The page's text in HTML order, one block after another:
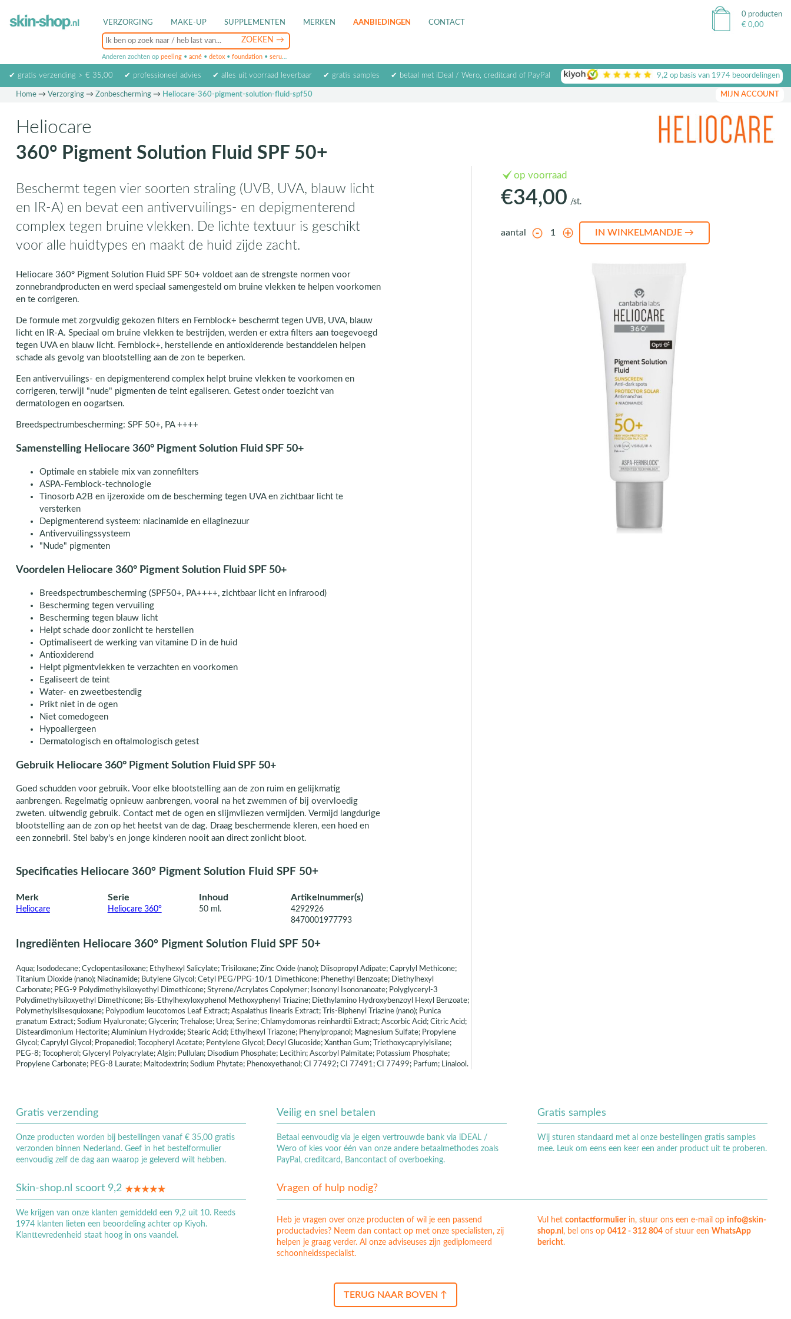
VERZORGING MAKE-UP SUPPLEMENTEN MERKEN AANBIEDINGEN CONTACT
Anderen zochten op peeling • acné • detox • foundation • serum
0 producten
€ 0,00
✔ gratis verzending > € 35,00 ✔ professioneel advies ✔ alles uit voorraad leverbaar ✔ gratis samples ✔ betaal met iDeal / Wero, creditcard of PayPal 9,2 op basis van 1974beoordelingen
MIJN ACCOUNT
Home→ Verzorging→ Zonbescherming→ Heliocare-360-pigment-solution-fluid-spf50
Heliocare
360° Pigment Solution Fluid SPF 50+
Beschermt tegen vier soorten straling (UVB, UVA, blauw licht
en IR-A) en bevat een antivervuilings- en depigmenterend
complex tegen bruine vlekken. De lichte textuur is geschikt
voor alle huidtypes en maakt de huid zijde zacht.
Heliocare 360° Pigment Solution Fluid SPF 50+ voldoet aan de strengste normen voor
zonnebrandproducten en werd speciaal samengesteld om bruine vlekken te helpen voorkomen
en te corrigeren.
De formule met zorgvuldig gekozen filters en Fernblock+ beschermt tegen UVB, UVA, blauw
licht en IR-A. Speciaal om bruine vlekken te bestrijden, werden er extra filters aan toegevoegd
tegen UVA en blauw licht. Fernblock+, herstellende en antioxiderende bestanddelen helpen
schade als gevolg van blootstelling aan de zon te beperken.
Een antivervuilings- en depigmenterend complex helpt bruine vlekken te voorkomen en
corrigeren, terwijl "nude" pigmenten de teint egaliseren. Getest onder toezicht van
dermatologen en oogartsen.
Breedspectrumbescherming: SPF 50+, PA ++++
Samenstelling Heliocare 360° Pigment Solution Fluid SPF 50+
Optimale en stabiele mix van zonnefilters
ASPA-Fernblock-technologie
Tinosorb A2B en ijzeroxide om de bescherming tegen UVA en zichtbaar licht te
versterken
Depigmenterend systeem: niacinamide en ellaginezuur
Antivervuilingssysteem
"Nude" pigmenten
Voordelen Heliocare 360° Pigment Solution Fluid SPF 50+
Breedspectrumbescherming (SPF50+, PA++++, zichtbaar licht en infrarood)
Bescherming tegen vervuiling
Bescherming tegen blauw licht
Helpt schade door zonlicht te herstellen
Optimaliseert de werking van vitamine D in de huid
Antioxiderend
Helpt pigmentvlekken te verzachten en voorkomen
Egaliseert de teint
Water- en zweetbestendig
Prikt niet in de ogen
Niet comedogeen
Hypoallergeen
Dermatologisch en oftalmologisch getest
Gebruik Heliocare 360° Pigment Solution Fluid SPF 50+
Goed schudden voor gebruik. Voor elke blootstelling aan de zon ruim en gelijkmatig
aanbrengen. Regelmatig opnieuw aanbrengen, vooral na het zwemmen of bij overvloedig
zweten. uitwendig gebruik. Contact met de ogen en slijmvliezen vermijden. Vermijd langdurige
blootstelling aan de zon op het heetst van de dag. Draag beschermende kleren, een hoed en
een zonnebril. Stel baby's en jonge kinderen nooit aan direct zonlicht bloot.
Specificaties Heliocare 360° Pigment Solution Fluid SPF 50+
Merk
Heliocare
Serie
Heliocare 360°
Inhoud
50 ml.
Artikelnummer(s)
4292926
8470001977793
Ingrediënten Heliocare 360° Pigment Solution Fluid SPF 50+
Aqua; Isododecane; Cyclopentasiloxane; Ethylhexyl Salicylate; Trisiloxane; Zinc Oxide (nano); Diisopropyl Adipate; Caprylyl Methicone;
Titanium Dioxide (nano); Niacinamide; Butylene Glycol; Cetyl PEG/PPG-10/1 Dimethicone; Phenethyl Benzoate; Diethylhexyl
Carbonate; PEG-9 Polydimethylsiloxyethyl Dimethicone; Styrene/Acrylates Copolymer; Isononyl Isononanoate; Polyglyceryl-3
Polydimethylsiloxyethyl Dimethicone; Bis-Ethylhexyloxyphenol Methoxyphenyl Triazine; Diethylamino Hydroxybenzoyl Hexyl Benzoate;
Polymethylsilsesquioxane; Polypodium leucotomos Leaf Extract; Aspalathus linearis Extract; Tris-Biphenyl Triazine (nano); Punica
granatum Extract; Sodium Hyaluronate; Glycerin; Trehalose; Urea; Serine; Chlamydomonas reinhardtii Extract; Ascorbic Acid; Citric Acid;
Disteardimonium Hectorite; Aluminium Hydroxide; Stearic Acid; Ethylhexyl Triazone; Phenylpropanol; Magnesium Sulfate; Propylene
Glycol; Caprylyl Glycol; Propanediol; Tocopheryl Acetate; Pentylene Glycol; Decyl Glucoside; Xanthan Gum; Triethoxycaprylylsilane;
PEG-8; Tocopherol; Glyceryl Polyacrylate; Algin; Pullulan; Disodium Phosphate; Lecithin; Ascorbyl Palmitate; Potassium Phosphate;
Propylene Carbonate; PEG-8 Laurate; Maltodextrin; Sodium Phytate; Phenoxyethanol; CI 77492; CI 77491; CI 77499; Parfum; Linalool.
op voorraad
€34,00 /st.
aantal
Gratis verzending
Onze producten worden bij bestellingen vanaf € 35,00 gratis
verzonden binnen Nederland. Geef in het bestelformulier
eenvoudig zelf de dag aan waarop je geleverd wilt hebben.
Veilig en snel betalen
Betaal eenvoudig via je eigen vertrouwde bank via iDEAL /
Wero of kies voor één van onze andere betaalmethodes zoals
PayPal, creditcard, Bancontact of overboeking.
Gratis samples
Wij sturen standaard met al onze bestellingen gratis samples
mee. Leuk om eens een keer een ander product uit te proberen.
Skin-shop.nl scoort 9,2
We krijgen van onze klanten gemiddeld een 9,2 uit 10. Reeds
1974 klanten lieten een beoordeling achter op Kiyoh.
Klanttevredenheid staat hoog in ons vaandel.
Vragen of hulp nodig?
Heb je vragen over onze producten of wil je een passend
productadvies? Neem dan contact op met onze specialisten, zij
helpen je graag verder. Al onze adviseuses zijn gediplomeerd
schoonheidsspecialist.
Vul het contactformulierin, stuur ons een e-mail op info@skin-
shop.nl , bel ons op 0412 - 312 804of stuur een WhatsApp
bericht.
TERUG NAAR BOVEN ↑